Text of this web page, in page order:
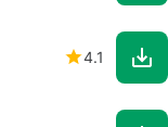
4.1